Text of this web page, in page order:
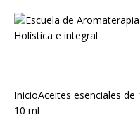
InicioAceites esenciales de
10 ml